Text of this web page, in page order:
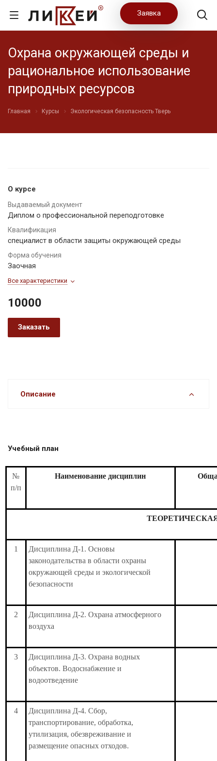
Заявка
Охрана окружающей среды и
рациональное использование
природных ресурсов
Главная Курсы Экологическая безопасность Тверь
О курсе
Выдаваемый документ
Диплом о профессиональной переподготовке
Квалификация
специалист в области защиты окружающей среды
Форма обучения
Заочная
Все характеристики
10000
Заказать
Описание
Учебный план
№
п/п
Наименование дисциплин
1
Дисциплина Д-1. Основы
законодательства в области охраны
окружающей среды и экологической
безопасности
2
Дисциплина Д-2. Охрана атмосферного
воздуха
3
Дисциплина Д-3. Охрана водных
объектов. Водоснабжение и
водоотведение
4
Дисциплина Д-4. Сбор,
транспортирование, обработка,
утилизация, обезвреживание и
размещение опасных отходов.